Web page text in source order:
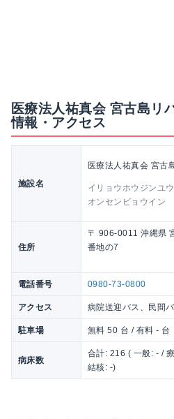
医療法人祐真会 宮古島リ
情報・アクセス
施設名
医療法人祐真会 宮古
イリョウホウジンユ
オンセンビョウイン
住所
〒 906-0011 沖縄県
番地の7
電話番号 0980-73-0800
アクセス 病院送迎バス、民間
駐車場 無料 50 台 / 有料 - 台
病床数
合計: 216 ( 一般: - /
結核: -)